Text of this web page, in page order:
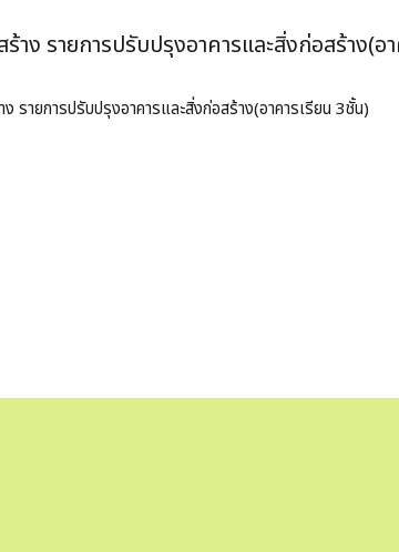
รายการปรับปรุงอาคารและสิ่งก่อสร้าง(อ
ายการปรับปรุงอาคารและสิ่งก่อสร้าง(อาคารเรียน 3ชั้น)